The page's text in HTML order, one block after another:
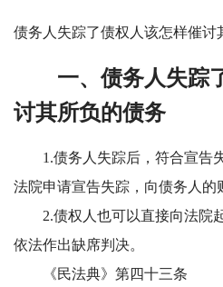
债务人失踪了债权人该怎样催讨
一、债务人失踪
讨其所负的债务
1.债务人失踪后，符合宣告
法院申请宣告失踪，向债务人的
2.债权人也可以直接向法院
依法作出缺席判决。
《民法典》第四十三条